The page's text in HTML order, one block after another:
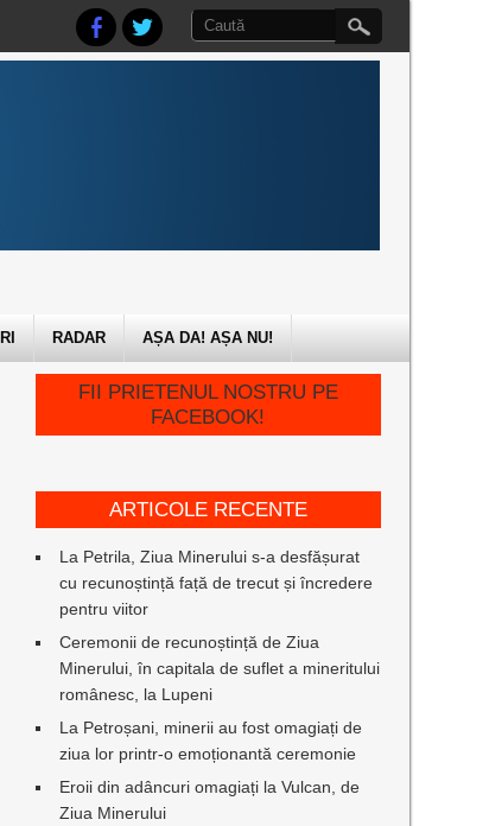
RADAR AȘA DA! AȘA NU!
FII PRIETENUL NOSTRU PE
FACEBOOK!
ARTICOLE RECENTE
La Petrila, Ziua Minerului s-a desfășurat
cu recunoștință față de trecut și încredere
pentru viitor
Ceremonii de recunoștință de Ziua
Minerului, în capitala de suflet a mineritului
românesc, la Lupeni
La Petroșani, minerii au fost omagiați de
ziua lor printr-o emoționantă ceremonie
Eroii din adâncuri omagiați la Vulcan, de
Ziua Minerului